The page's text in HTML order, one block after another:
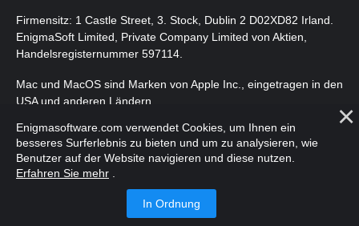
Firmensitz: 1 Castle Street, 3. Stock, Dublin 2 D02XD82 Irland.
EnigmaSoft Limited, Private Company Limited von Aktien,
Handelsregisternummer 597114.
Mac und MacOS sind Marken von Apple Inc., eingetragen in den
USA und anderen Ländern.
Copyright 2016-2026. EnigmaSoft Ltd. Alle Rechte vorbehalten.
Enigmasoftware.com verwendet Cookies, um Ihnen ein
besseres Surferlebnis zu bieten und um zu analysieren, wie
Benutzer auf der Website navigieren und diese nutzen.
Erfahren Sie mehr